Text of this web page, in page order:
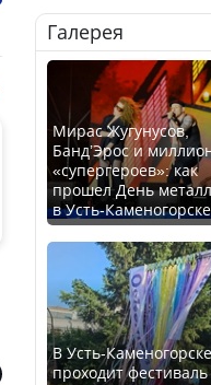
Искусственный
официально
школьную
Казахстана
В Казахстане стало
проще получить
направления на
медицинские
обследования
Галерея
Мирас Жугунусов,
Банд’Эрос и
«супергероев»: как
прошел День
в Усть-Каменогорске
В Усть-Каменогорске
проходит